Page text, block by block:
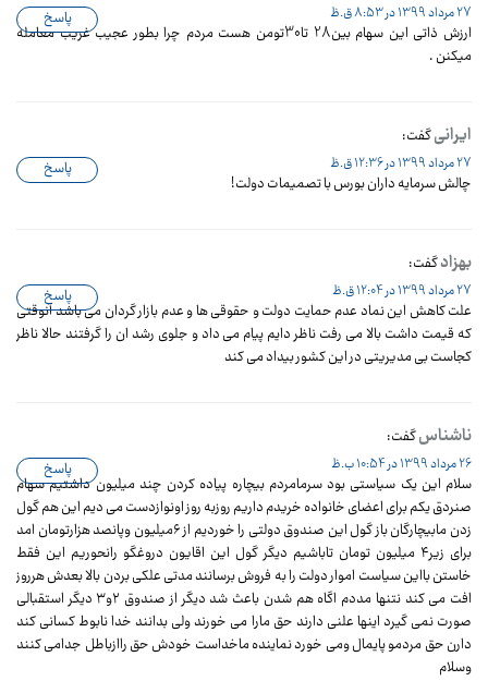
27 مرداد 1399 در 8:53 ق.ظ
ارزش ذاتی این سهام بین28 تا30تومن هست مردم چرا بطور عجیب غریب معامله
میکنن .
پاسخ
ایرانیگفت:
27 مرداد 1399 در 12:36 ق.ظ
چالش سرمایه داران بورس با تصمیمات دولت!
پاسخ
بهزادگفت:
27 مرداد 1399 در 12:04 ق.ظ
علت کاهش این نماد عدم حمایت دولت و حقوقی ها و عدم بازار گردان می باشد آنوقتی
که قیمت داشت بالا می رفت ناظر دایم پیام می داد و جلوی رشد ان را گرفتند حالا ناظر
کجاست بی مدیریتی در این کشور بیداد می کند
پاسخ
ناشناسگفت:
26 مرداد 1399 در 10:54 ب.ظ
سلام این یک سیاستی بود سرمامردم بیچاره پیاده کردن چند میلیون داشتیم سهام
صنردق یکم برای اعضای خانواده خریدم داریم روزبه روز اونوازدست می دیم این هم گول
زدن مابیچارگان باز گول این صندوق دولتی را خوردیم از ۶میلیون وپانصد هزارتومان امد
برای زیر۴ میلیون تومان تاباشیم دیگر گول این اقایون دروغگو رانحوریم این فقط
خاستن بااین سیاست اموار دولت را به فروش برسانند مدتی علکی بردن بالا بعدش هرروز
افت می کند نتنها مددم اگاه هم شدن باعث شد دیگر از صندوق ۲و۳ دیگر استقبالی
صورت نمی گیرد اینها علنی دارند حق مارا می خورند ولی بدانند خدا نابوط کسانی کند
دارن حق مردمو پایمال ومی خورد نماینده ماخداست خودش حق راازباطل جدامی کنند
وسلام
پاسخ